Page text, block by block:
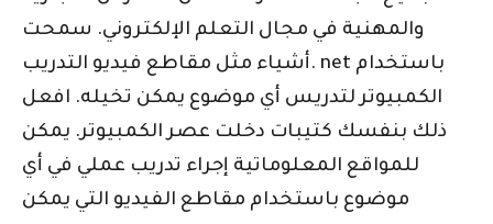
والمهنية في مجال التعلم الإلكتروني. سمحت
أشياء مثل مقاطع فيديو التدريب. net باستخدام
الكمبيوتر لتدريس أي موضوع يمكن تخيله. افعل
ذلك بنفسك كتيبات دخلت عصر الكمبيوتر. يمكن
للمواقع المعلوماتية إجراء تدريب عملي في أي
موضوع باستخدام مقاطع الفيديو التي يمكن